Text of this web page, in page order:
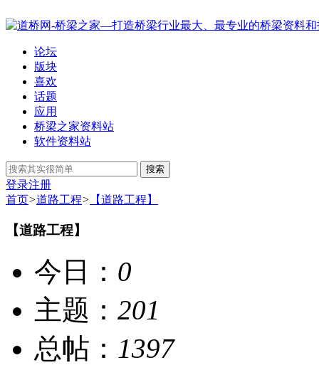
论坛
版块
喜欢
话题
应用
桥梁之家资料站
软件资料站
搜索
登录注册
首页>道路工程> 【道路工程】
【道路工程】
今日： 0
主题： 201
总帖： 1397